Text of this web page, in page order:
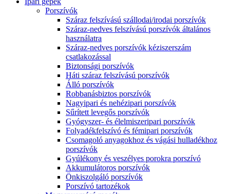
Porszívók
Száraz felszívású szállodai/irodai porszívók
Száraz-nedves felszívású porszívók általános
használatra
Száraz-nedves porszívók kéziszerszám
csatlakozással
Biztonsági porszívók
Háti száraz felszívású porszívók
Álló porszívók
Robbanásbiztos porszívók
Nagyipari és nehézipari porszívók
Sűrített levegős porszívók
Gyógyszer- és élelmiszeripari porszívók
Folyadékfelszívó és fémipari porszívók
Csomagoló anyagokhoz és vágási hulladékhoz
porszívók
Gyúlékony és veszélyes porokra porszívó
Akkumulátoros porszívók
Önkiszolgáló porszívók
Porszívó tartozékok